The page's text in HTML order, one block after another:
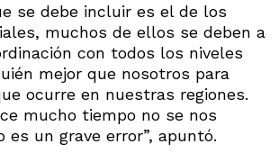
se debe incluir es el de los
muchos de ellos se deben a
con todos los niveles
mejor que nosotros para
ocurre en nuestras regiones.
mucho tiempo no se nos
es un grave error”, apuntó.